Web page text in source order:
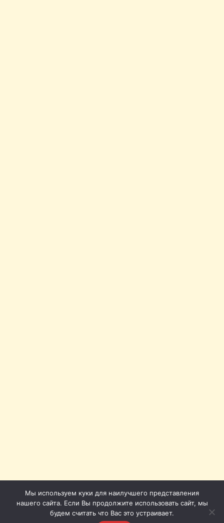
Мы используем куки для наилучшего представления
нашего сайта. Если Вы продолжите использовать сайт, мы
будем считать что Вас это устраивает.